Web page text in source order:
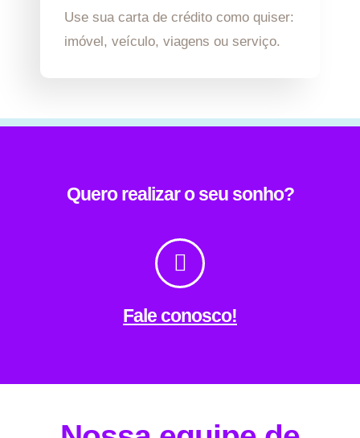
Use sua carta de crédito como quiser:
imóvel, veículo, viagens ou serviço.
Quero realizar o seu sonho?
Fale conosco!